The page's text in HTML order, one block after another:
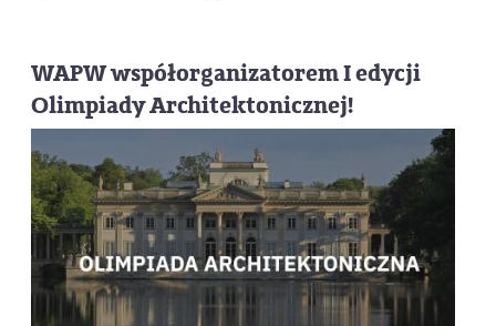
WAPW współorganizatorem I edycji
Olimpiady Architektonicznej!